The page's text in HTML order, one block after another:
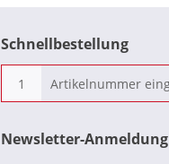
Schnellbestellung
Newsletter-Anmeldung